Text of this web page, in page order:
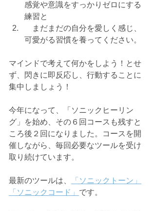
感覚や意識をすっかりゼロにする
練習と
まだまだの自分を愛しく感じ、
可愛がる習慣を養ってください。
マインドで考えて何かをしよう！とせ
ず、閃きに即反応し、行動することに
集中しましょう！
今年になって、「ソニックヒーリン
グ」を始め、その６回コースも残すと
ころ後２回になりました。コースを開
催しながら、毎回必要なツールを受け
取り続けています。
最新のツールは、
「ソニックトーン」
「ソニックコード」 です。